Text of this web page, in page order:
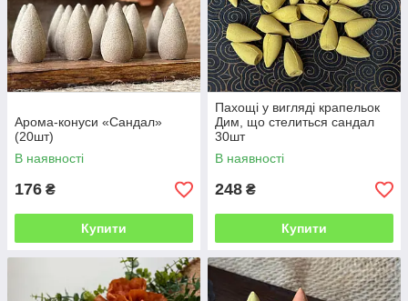
Арома-конуси «Сандал»
(20шт)
В наявності
176 ₴
Купити
Пахощі у вигляді крапельок
Дим, що стелиться сандал
30шт
В наявності
248 ₴
Купити